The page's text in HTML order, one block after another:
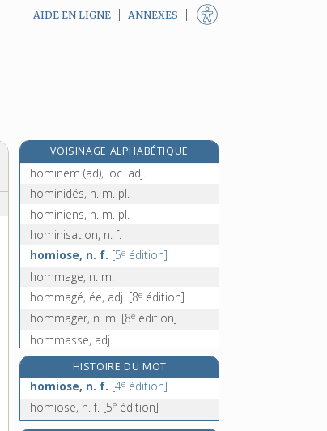
AIDE EN LIGNE ANNEXES
VOISINAGE ALPHABÉTIQUE
homiliaire, n. m.
hominem (ad), loc. adj.
hominidés, n. m. pl.
hominiens, n. m. pl.
hominisation, n. f.
homiose, n. f. [5e édition]
hommage, n. m.
hommagé, ée, adj. [8e édition]
hommager, n. m. [8e édition]
hommasse, adj.
homme, n. m.
homme-affiche, n. m.
homme de loi, n. m.[5
édition]
homme-grenouille, n. m.
HISTOIRE DU MOT
homiose, n. f. [4e édition]
homiose, n. f. [5e édition]